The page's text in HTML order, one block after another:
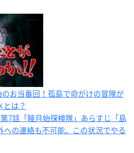
のお当番回！孤島で命がけの冒険が
は？
7話「睦月始探検隊」あらすじ「島
の連絡も不可能。この状況でやる